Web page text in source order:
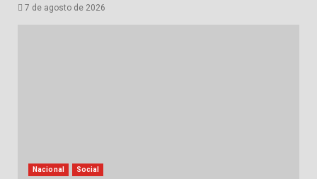
7 de agosto de 2026
Nacional Social